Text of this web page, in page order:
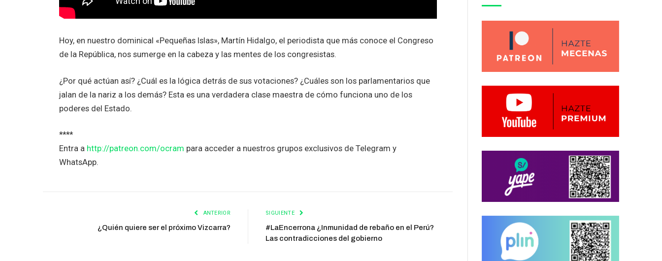
Hoy, en nuestro dominical «Pequeñas Islas», Martín Hidalgo, el periodista que más conoce el Congreso
de la República, nos sumerge en la cabeza y las mentes de los congresistas.
¿Por qué actúan así? ¿Cuál es la lógica detrás de sus votaciones? ¿Cuáles son los parlamentarios que
jalan de la nariz a los demás? Esta es una verdadera clase maestra de cómo funciona uno de los
poderes del Estado.
****
Entra a http://patreon.com/ocram para acceder a nuestros grupos exclusivos de Telegram y
WhatsApp.
ANTERIOR
¿Quién quiere ser el próximo Vizcarra?
SIGUIENTE
#LaEncerrona ¿Inmunidad de rebaño en el Perú?
Las contradicciones del gobierno